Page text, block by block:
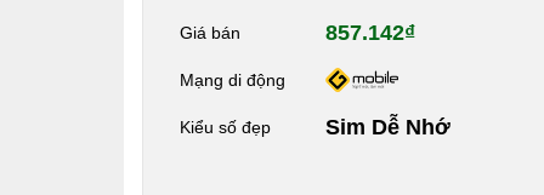
Giá bán 857.142₫
Mạng di động
Kiểu số đẹp Sim Dễ Nhớ